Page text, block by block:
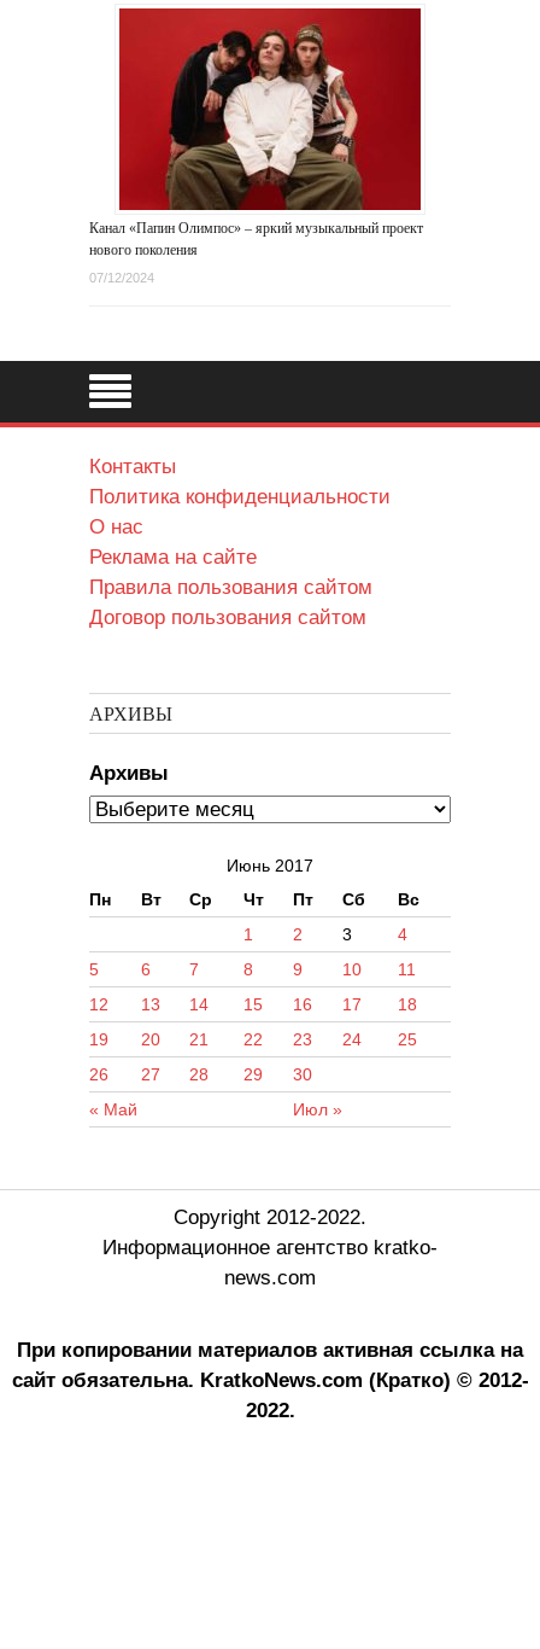
Канал «Папин Олимпос» – яркий музыкальный проект
нового поколения
07/12/2024
Контакты
Политика конфиденциальности
О нас
Реклама на сайте
Правила пользования сайтом
Договор пользования сайтом
АРХИВЫ
Архивы
Июнь 2017
Пн
Вт Ср Чт Пт Сб Вс
« Май Июл »
1 2 3
4
5
6 7 8 9 10
11
12
13 14 15 16 17
18
19
20 21 22 23 24
25
26
27 28 29 30
Copyright 2012-2022.
Информационное агентство kratko-
news.com
При копировании материалов активная ссылка на
сайт обязательна. KratkoNews.com (Кратко) © 2012-
2022.